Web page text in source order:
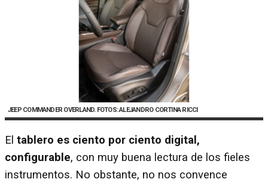
JEEP COMMANDER OVERLAND. FOTOS: ALEJANDRO CORTINA RICCI
El tablero es ciento por ciento digital,
configurable, con muy buena lectura de los fieles
instrumentos. No obstante, no nos convence